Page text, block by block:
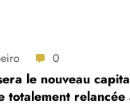
0
le nouveau
totalement relancée